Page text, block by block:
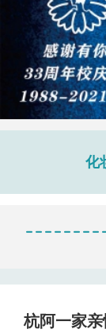
化
杭阿一家